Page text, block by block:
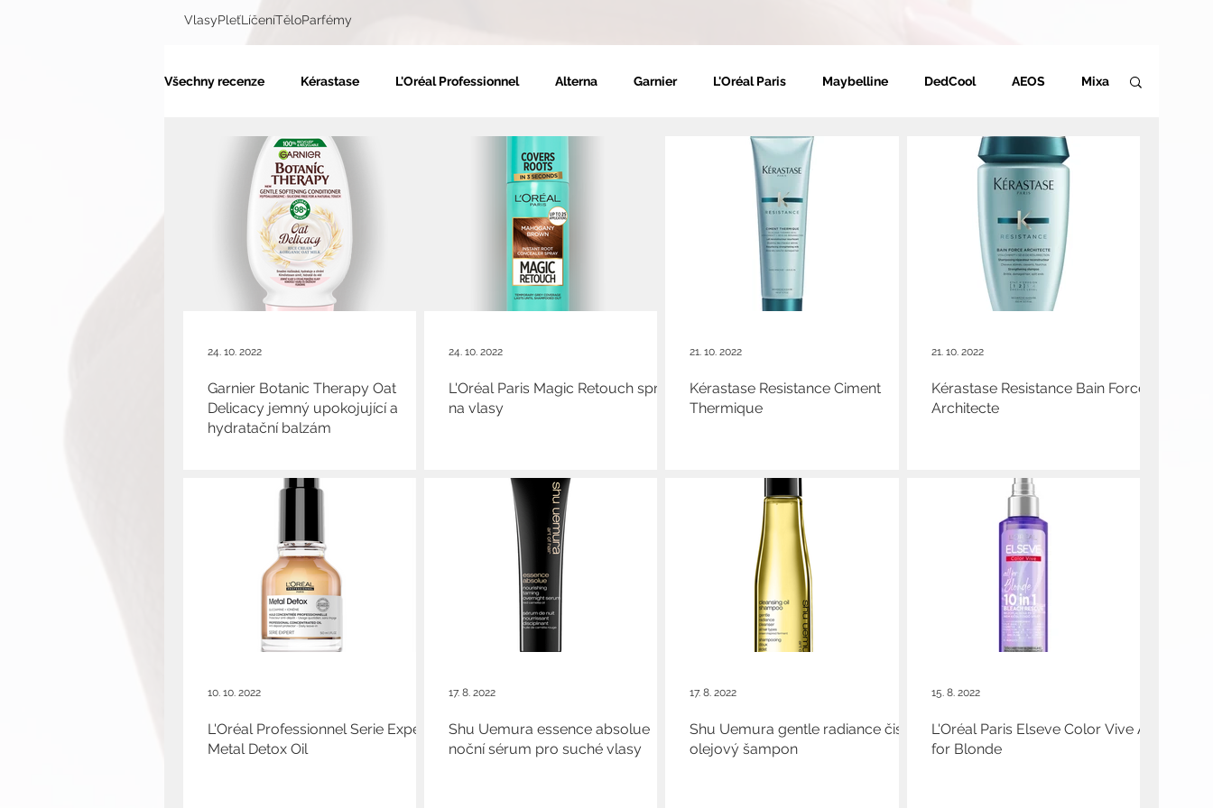
Všechny recenze Kérastase L'Oréal Professionnel Alterna Garnier L'Oréal Paris Maybelline DedCool AEOS Mixa
Alima Pure Redken Matrix Alteya Adidas Miss Sporty
Garnier Botanic Therapy Oat
Delicacy jemný upokojující a
hydratační balzám
24. 10. 2022
L'Oréal Paris Magic Retouch sprej
na vlasy
24. 10. 2022
Kérastase Resistance Ciment
Thermique
21. 10. 2022
Kérastase Resistance Bain Force
Architecte
21. 10. 2022
L'Oréal Professionnel Serie Expert
Metal Detox Oil
10. 10. 2022
Shu Uemura essence absolue
noční sérum pro suché vlasy
17. 8. 2022
Shu Uemura gentle radiance čisticí
olejový šampon
17. 8. 2022
L'Oréal Paris Elseve Color Vive All
for Blonde
15. 8. 2022
VlasyPleťLíčeníTěloParfémy